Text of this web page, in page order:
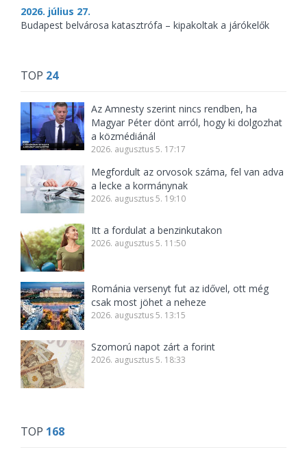
2026. július 27.
Budapest belvárosa katasztrófa – kipakoltak a járókelők
TOP 24
Az Amnesty szerint nincs rendben, ha
Magyar Péter dönt arról, hogy ki dolgozhat
a közmédiánál
2026. augusztus 5. 17:17
Megfordult az orvosok száma, fel van adva
a lecke a kormánynak
2026. augusztus 5. 19:10
Itt a fordulat a benzinkutakon
2026. augusztus 5. 11:50
Románia versenyt fut az idővel, ott még
csak most jöhet a neheze
2026. augusztus 5. 13:15
Szomorú napot zárt a forint
2026. augusztus 5. 18:33
TOP 168